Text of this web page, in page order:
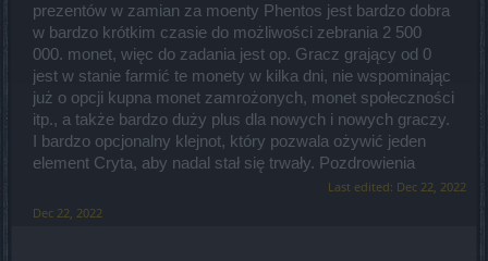
prezentów w zamian za moenty Phentos jest bardzo dobra
w bardzo krótkim czasie do możliwości zebrania 2 500
000. monet, więc do zadania jest op. Gracz grający od 0
jest w stanie farmić te monety w kilka dni, nie wspominając
już o opcji kupna monet zamrożonych, monet społeczności
itp., a także bardzo duży plus dla nowych i nowych graczy.
I bardzo opcjonalny klejnot, który pozwala ożywić jeden
element Cryta, aby nadal stał się trwały. Pozdrowienia
Last edited: Dec 22, 2022
Dec 22, 2022